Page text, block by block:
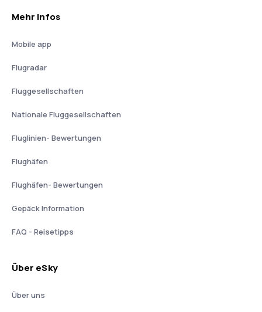
Mehr Infos
Mobile app
Flugradar
Fluggesellschaften
Nationale Fluggesellschaften
Fluglinien- Bewertungen
Flughäfen
Flughäfen- Bewertungen
Gepäck Information
FAQ - Reisetipps
Über eSky
Über uns